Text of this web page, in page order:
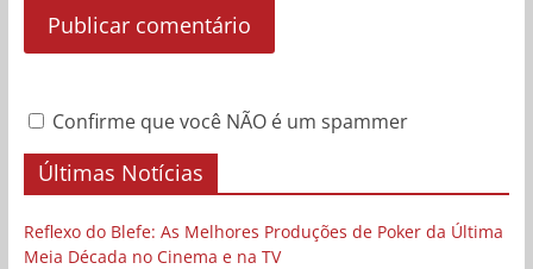
Confirme que você NÃO é um spammer
Últimas Notícias
Reflexo do Blefe: As Melhores Produções de Poker da Última
Meia Década no Cinema e na TV